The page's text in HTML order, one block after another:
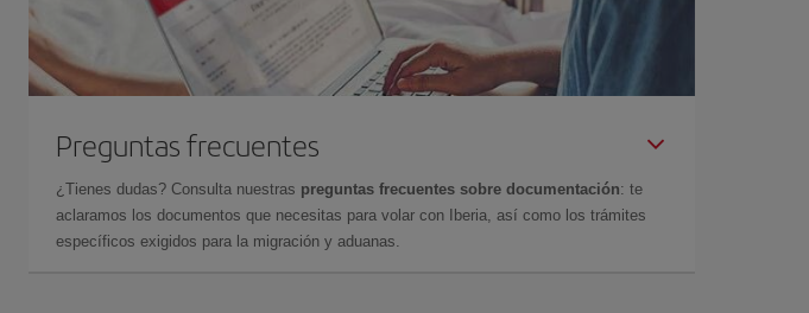
Preguntas frecuentes
¿Tienes dudas? Consulta nuestras preguntas frecuentes sobre documentación: te
aclaramos los documentos que necesitas para volar con Iberia, así como los trámites
específicos exigidos para la migración y aduanas.